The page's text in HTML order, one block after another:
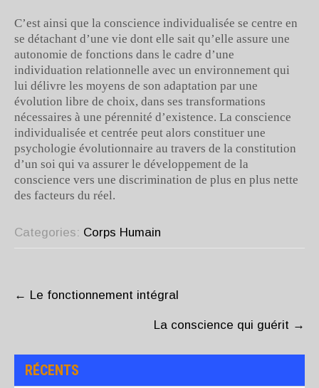
C’est ainsi que la conscience individualisée se centre en
se détachant d’une vie dont elle sait qu’elle assure une
autonomie de fonctions dans le cadre d’une
individuation relationnelle avec un environnement qui
lui délivre les moyens de son adaptation par une
évolution libre de choix, dans ses transformations
nécessaires à une pérennité d’existence. La conscience
individualisée et centrée peut alors constituer une
psychologie évolutionnaire au travers de la constitution
d’un soi qui va assurer le développement de la
conscience vers une discrimination de plus en plus nette
des facteurs du réel.
Categories: Corps Humain
NAVIGATION
← Le fonctionnement intégral
La conscience qui guérit →
RÉCENTS